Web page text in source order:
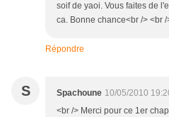
soif de yaoi. Vous faites de
ca. Bonne chance<br /> <br /
Répondre
S Spachoune 10/05/2010
<br /> Merci pour ce 1er